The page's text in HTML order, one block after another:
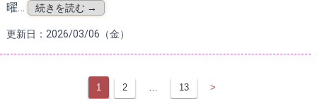
曜…
続きを読む →
更新日：2026/03/06（金）
1 2 13 >